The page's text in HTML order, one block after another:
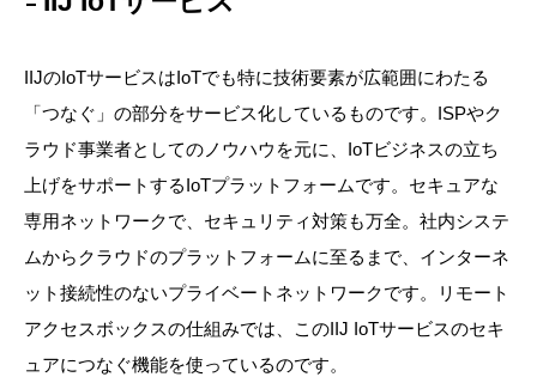
IIJのIoTサービスはIoTでも特に技術要素が広範囲にわたる
「つなぐ」の部分をサービス化しているものです。ISPやク
ラウド事業者としてのノウハウを元に、IoTビジネスの立ち
上げをサポートするIoTプラットフォームです。セキュアな
専用ネットワークで、セキュリティ対策も万全。社内システ
ムからクラウドのプラットフォームに至るまで、インターネ
ット接続性のないプライベートネットワークです。リモート
アクセスボックスの仕組みでは、このIIJ IoTサービスのセキ
ュアにつなぐ機能を使っているのです。